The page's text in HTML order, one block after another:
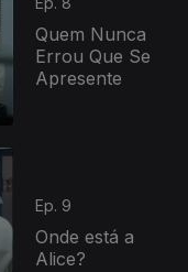
Quem Nunca
Errou Que Se
Apresente
Ep. 9
Onde está a
Alice?